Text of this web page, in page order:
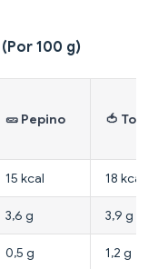
100 g)
🥒 Pepino 🍅
15 kcal 18 kcal
3,6 g 3,9 g
0,5 g 1,2 g